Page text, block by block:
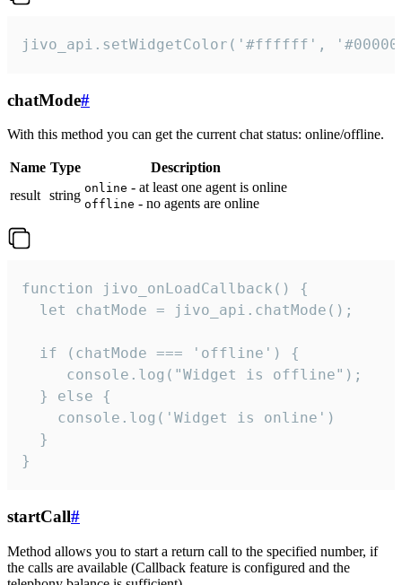
jivo_api.setWidgetColor('#ffffff',
chatMode#
With this method you can get the current chat status: online/offline.
Name Type
Description
result string online - at least one agent is online
offline - no agents are online
function jivo_onLoadCallback() {
  let chatMode = jivo_api.chatMode();
  if (chatMode === 'offline') {
     console.log("Widget is offline");
  } else {
    console.log('Widget is online')
  }
}
startCall#
Method allows you to start a return call to the specified number, if
the calls are available (Callback feature is configured and the